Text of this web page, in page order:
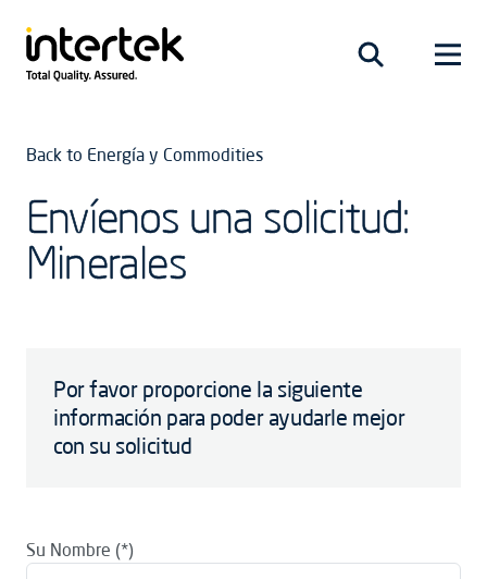
Back to Energía y Commodities
Envíenos una solicitud:
Minerales
Por favor proporcione la siguiente
información para poder ayudarle mejor
con su solicitud
Su Nombre